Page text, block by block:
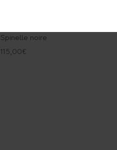
Spinelle noire
115,00€